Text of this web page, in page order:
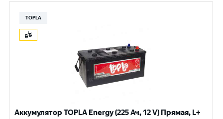
TOPLA
Аккумулятор TOPLA Energy (225 Ач, 12 V) Прямая, L+